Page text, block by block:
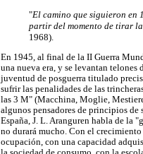
"El camino que siguieron en
partir del momento de tirar
1968).
En 1945, al final de la II Guerra
una nueva era, y se levantan telones
juventud de posguerra titulado
sufrir las penalidades de las
las 3 M" (Macchina, Moglie,
algunos pensadores de principios
España, J. L. Aranguren habla de la
no durará mucho. Con el
ocupación, con una capacidad